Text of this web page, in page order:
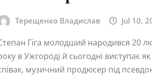
Терещенко Владислав Jul 10,
Гіга молодший народився 20
в Ужгороді й сьогодні виступає як
музичний продюсер під